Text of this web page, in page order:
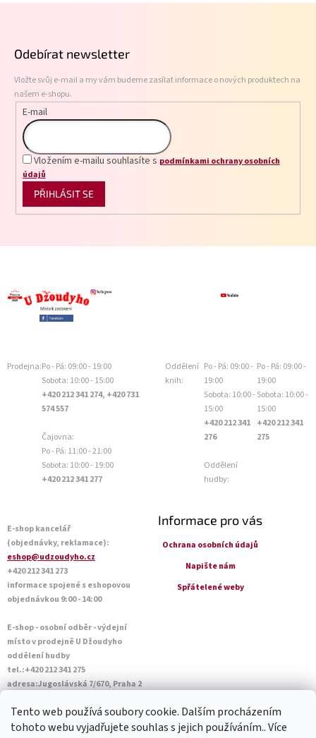
Tento web používá soubory cookie. Dalším procházením
tohoto webu vyjadřujete souhlas s jejich používáním.. Více
Odebírat newsletter
Vložte svůj e-mail a my vám budeme zasílat informace o nových produktech na
našem e-shopu.
E-mail
Vložením e-mailu souhlasíte s podmínkami ochrany osobních
údajů
PŘIHLÁSIT SE
Prodejna:Po - Pá: 09:00 - 19:00
Sobota: 10:00 - 15:00
+420 212 341 274, +420 731
574 557
Čajovna:
Po - Pá: 11:00 - 21:00
Sobota: 10:00 - 19:00
+420 212 341 277
Oddělení
knih:
Po - Pá: 09:00 -
19:00
Sobota: 10:00 -
15:00
+420 212 341
276
Oddělení
hudby:
Po - Pá: 09:00 -
19:00
Sobota: 10:00 -
15:00
+420 212 341
275
E-shop kancelář
(objednávky, reklamace):
eshop@udzoudyho.cz
+420 212 341 273
informace spojené s eshopovou
objednávkou 9:00 - 14:00
E-shop - osobní odběr - výdejní
místo v prodejně U Džoudyho
oddělení hudby
tel.:+420 212 341 275
adresa:Jugoslávská 7/670, Praha 2
Sobota: 10:00 - 14:45
Informace pro vás
Ochrana osobních údajů
Napište nám
Spřátelené weby